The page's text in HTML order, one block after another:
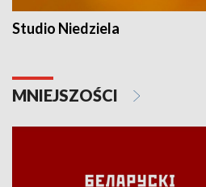
Studio Niedziela
MNIEJSZOŚCI